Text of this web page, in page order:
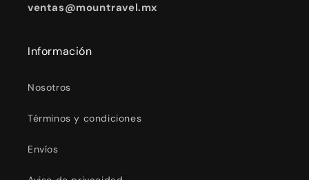
ventas@mountravel.mx
Información
Nosotros
Términos y condiciones
Envíos